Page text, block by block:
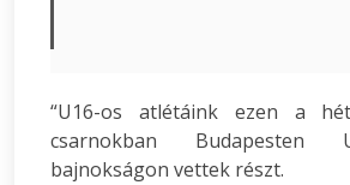
“U16-os atlétáink ezen a
csarnokban Budapesten
bajnokságon vettek részt.